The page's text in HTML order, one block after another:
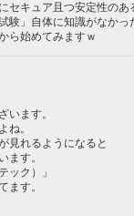
セキュア且つ安定性の
験」自体に知識がなかっ
ら始めてみますｗ
います。
ね。
見れるようになると
ます。
ック）」
ます。